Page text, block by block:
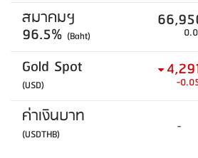
สมาคมฯ
96.5% (Baht)
Gold Spot
(USD) -
ค่าเงินบาท
(USDTHB) -